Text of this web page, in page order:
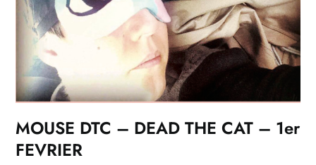
MOUSE DTC – DEAD THE CAT – 1er
FEVRIER